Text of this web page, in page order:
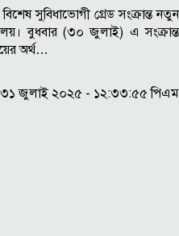
সুবিধাভোগী গ্রেড সংক্রান্ত নতুন
বুধবার (৩০ জুলাই) এ সংক্রান্ত
অর্থ…
৩১ জুলাই ২০২৫ - ১২:৩৩:৫৫ পিএম